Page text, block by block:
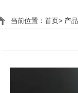
当前位置： 首页> 产